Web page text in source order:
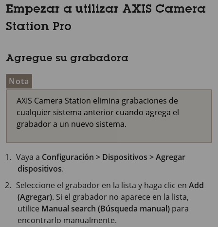
Empezar a utilizar AXIS Camera
Station Pro
Agregue su grabadora
Nota
AXIS Camera Station elimina grabaciones de
cualquier sistema anterior cuando agrega el
grabador a un nuevo sistema.
Vaya a Configuración > Dispositivos > Agregar
dispositivos.
Seleccione el grabador en la lista y haga clic enAdd
(Agregar). Si el grabador no aparece en la lista,
utilice Manual search (Búsqueda manual) para
encontrarlo manualmente.